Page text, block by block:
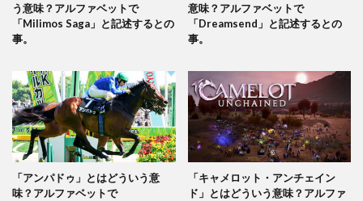
う意味？アルファベットで
「Milimos Saga」と記述するとの
事。
意味？アルファベットで
「Dreamsend」と記述するとの
事。
「アンパドゥ」とはどういう意
味？アルファベットで
「キャメロット・アンチェイン
ド」とはどういう意味？アルファ